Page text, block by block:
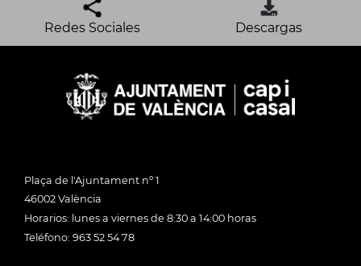
Redes Sociales Descargas
Plaça de l'Ajuntament nº 1
46002 València
Horarios: lunes a viernes de 8:30 a 14:00 horas
Teléfono: 963 52 54 78